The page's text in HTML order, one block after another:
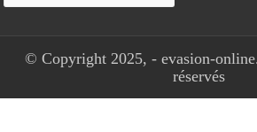
© Copyright 2025, - evasion-
réservés